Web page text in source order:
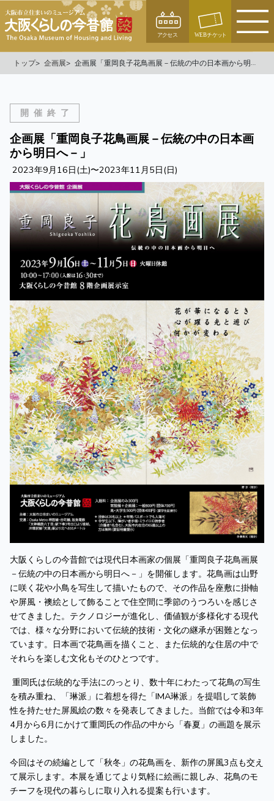
トップ 企画展 企画展「重岡良子花鳥画展－伝統の中の日本画から明日へ－」
開催終了
企画展「重岡良子花鳥画展－伝統の中の日本画
から明日へ－」
2023年9月16日(土)〜2023年11月5日(日)
大阪くらしの今昔館では現代日本画家の個展「重岡良子花鳥画展
－伝統の中の日本画から明日へ－」を開催します。花鳥画は山野
に咲く花や小鳥を写生して描いたもので、その作品を座敷に掛軸
や屏風・襖絵として飾ることで住空間に季節のうつろいを感じさ
せてきました。テクノロジーが進化し、価値観が多様化する現代
では、様々な分野において伝統的技術・文化の継承が困難となっ
ています。日本画で花鳥画を描くこと、また伝統的な住居の中で
それらを楽しむ文化もそのひとつです。
重岡氏は伝統的な手法にのっとり、数十年にわたって花鳥の写生
を積み重ね、「琳派」に着想を得た「IMA琳派」を提唱して装飾
性を持たせた屏風絵の数々を発表してきました。当館では令和3年
4月から6月にかけて重岡氏の作品の中から「春夏」の画題を展示
しました。
今回はその続編として「秋冬」の花鳥画を、新作の屏風3点も交え
て展示します。本展を通じてより気軽に絵画に親しみ、花鳥のモ
チーフを現代の暮らしに取り入れる提案も行います。